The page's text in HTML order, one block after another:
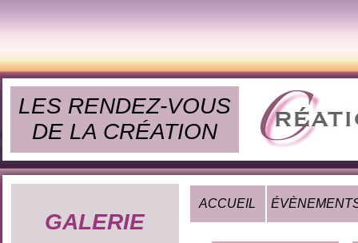
LES RENDEZ-VOUS
DE LA CRÉATION
GALERIE
ACCUEIL